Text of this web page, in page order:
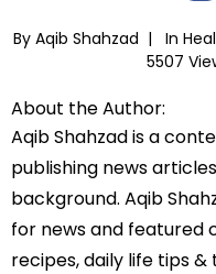
By Aqib Shahzad | In
5507
About the Author:
Aqib Shahzad is a
publishing news
background. Aqib
for news and featured
recipes, daily life tips